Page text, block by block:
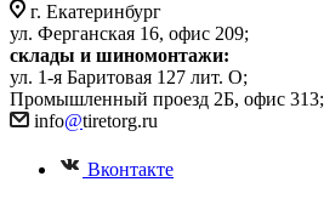
г. Екатеринбург
ул. Ферганская 16, офис 209;
склады и шиномонтажи:
ул. 1-я Баритовая 127 лит. О;
Промышленный проезд 2Б, офис 313;
info@tiretorg.ru
Вконтакте